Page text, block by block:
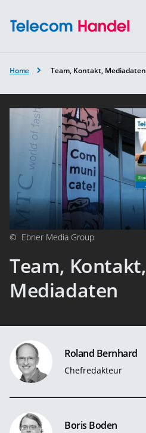
Home Team, Kontakt, Mediadaten
© Ebner Media Group
Team, Kontakt,
Mediadaten
Roland Bernhard
Chefredakteur
Boris Boden